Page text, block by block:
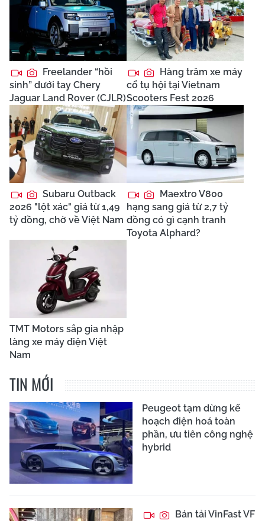
Freelander “hồi
sinh” dưới tay Chery
Jaguar Land Rover (CJLR)
Hàng trăm xe máy
cổ tụ hội tại Vietnam
Scooters Fest 2026
Subaru Outback
2026 "lột xác" giá từ 1,49
tỷ đồng, chờ về Việt Nam
Maextro V800
hạng sang giá từ 2,7 tỷ
đồng có gì cạnh tranh
Toyota Alphard?
TMT Motors sắp gia nhập
làng xe máy điện Việt
Nam
TIN MỚI
Peugeot tạm dừng kế
hoạch điện hoá toàn
phần, ưu tiên công nghệ
hybrid
Bán tải VinFast VF